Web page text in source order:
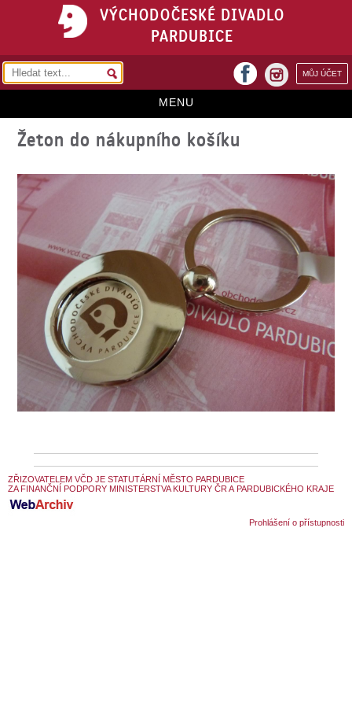
VÝCHODOČESKÉ DIVADLO
PARDUBICE
MŮJ ÚČET
facebook
MENU
HOME
REPERTOÁR
VSTUPENKY
PŘEDPLATNÉ
KONTAKTY
O DIVADLE
SOUBOR
DÁLE NABÍZÍME
Žeton do nákupního košíku
ZŘIZOVATELEM VČD JE STATUTÁRNÍ MĚSTO PARDUBICE
ZA FINANČNÍ PODPORY MINISTERSTVA KULTURY ČR A PARDUBICKÉHO KRAJE
Prohlášení o přístupnosti